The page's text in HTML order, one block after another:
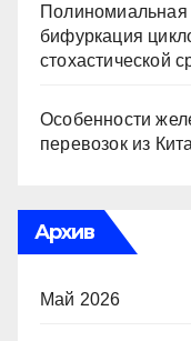
бифуркация
стохастической
Особенности
перевозок из
Архив
Май 2026